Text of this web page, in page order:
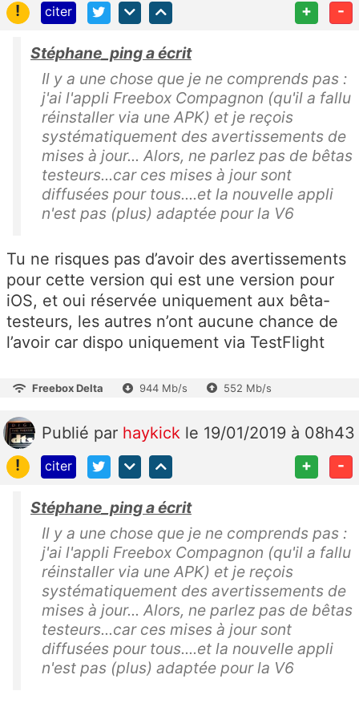
!
citer + -
Stéphane_ping a écrit
Il y a une chose que je ne comprends pas :
j'ai l'appli Freebox Compagnon (qu'il a fallu
réinstaller via une APK) et je reçois
systématiquement des avertissements de
mises à jour... Alors, ne parlez pas de bêtas
testeurs...car ces mises à jour sont
diffusées pour tous....et la nouvelle appli
n'est pas (plus) adaptée pour la V6
Tu ne risques pas d’avoir des avertissements
pour cette version qui est une version pour
iOS, et oui réservée uniquement aux bêta-
testeurs, les autres n’ont aucune chance de
l’avoir car dispo uniquement via TestFlight
Freebox Delta 944 Mb/s 552 Mb/s
Publié par haykick le 19/01/2019 à 08h43
!
citer + -
Stéphane_ping a écrit
Il y a une chose que je ne comprends pas :
j'ai l'appli Freebox Compagnon (qu'il a fallu
réinstaller via une APK) et je reçois
systématiquement des avertissements de
mises à jour... Alors, ne parlez pas de bêtas
testeurs...car ces mises à jour sont
diffusées pour tous....et la nouvelle appli
n'est pas (plus) adaptée pour la V6